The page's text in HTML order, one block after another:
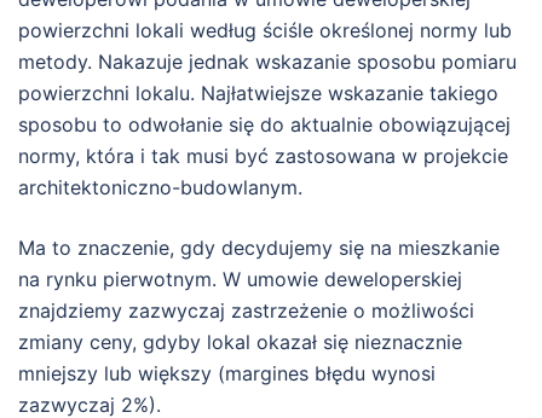
powierzchni lokali według ściśle określonej normy lub
metody. Nakazuje jednak wskazanie sposobu pomiaru
powierzchni lokalu. Najłatwiejsze wskazanie takiego
sposobu to odwołanie się do aktualnie obowiązującej
normy, która i tak musi być zastosowana w projekcie
architektoniczno-budowlanym.
Ma to znaczenie, gdy decydujemy się na mieszkanie
na rynku pierwotnym. W umowie deweloperskiej
znajdziemy zazwyczaj zastrzeżenie o możliwości
zmiany ceny, gdyby lokal okazał się nieznacznie
mniejszy lub większy (margines błędu wynosi
zazwyczaj 2%).